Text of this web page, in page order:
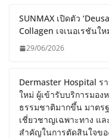
SUNMAX เปิดตัว
Collagen เจเนอเรชันใ
29/06/2026
Dermaster Hospital ร
ใหม่ ผู้เข้ารับบริการมอ
ธรรมชาติมากขึ้น มาตร
เชี่ยวชาญเฉพาะทาง แ
สำคัญในการตัดสินใจขอ